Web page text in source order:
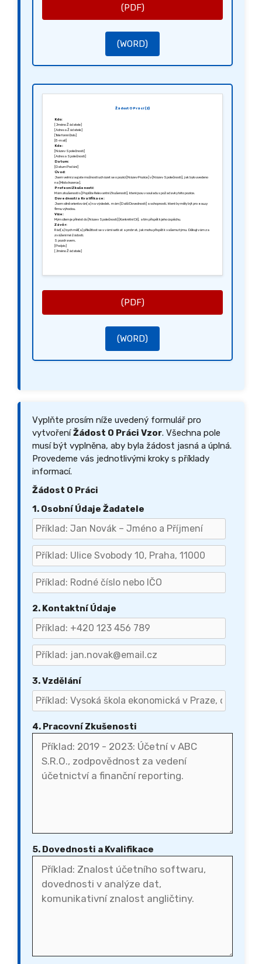
(PDF)
(WORD)
Žádost O Práci (2)
Kdo:
[Jméno Žádatele]
[Adresa Žádatele]
[Telefonní číslo]
[E-mail]
Kde:
[Název Společnosti]
[Adresa Společnosti]
Datum:
[Datum Podání]
Úvod:
Jsem velmi zaujate možností ucházet se o pozici [Název Pozice] v [Název Společnosti], jak bylo uvedeno
na [Místo Inzerce].
Profesní Zkušenosti:
Mám zkušenosti s [Popište Relevantní Zkušenosti], které jsou v souladu s požadavky této pozice.
Dovednosti a Kvalifikace:
Jsem silně orientován(a) na výsledek, mám [Další Dovednosti] a schopnosti, které by měly být pro вашу
firmu výhodou.
Vize:
Mým cílem je přinést do [Název Společnosti] [Konkrétní Cíl], a tím přispět k jeho úspěchu.
Závěr:
Rád(a) bych měl(a) příležitost se s vámi setkat a probrat, jak mohu přispět k vašemu týmu. Děkuji vám za
zvážení mé žádosti.
S pozdravem,
[Podpis]
[Jméno Žádatele]
(PDF)
(WORD)
Vyplňte prosím níže uvedený formulář pro
vytvořeníŽádost O Práci Vzor. Všechna pole
musí být vyplněna, aby byla žádost jasná a úplná.
Provedeme vás jednotlivými kroky s příklady
informací.
Žádost O Práci
1. Osobní Údaje Žadatele
2. Kontaktní Údaje
3. Vzdělání
4. Pracovní Zkušenosti
5. Dovednosti a Kvalifikace